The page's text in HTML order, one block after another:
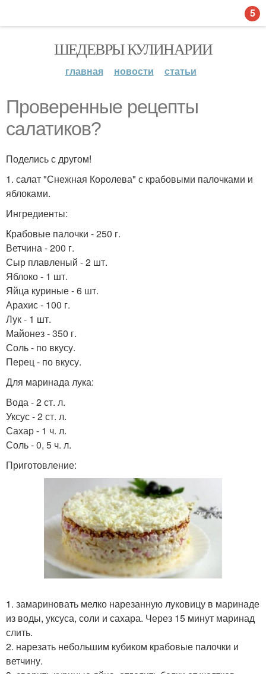
ШЕДЕВРЫ КУЛИНАРИИ
главная новости статьи
Проверенные рецепты
салатиков?
Поделись с другом!
1. салат "Снежная Королева" с крабовыми палочками и
яблоками.
Ингредиенты:
Крабовые палочки - 250 г.
Ветчина - 200 г.
Сыр плавленый - 2 шт.
Яблоко - 1 шт.
Яйца куриные - 6 шт.
Арахис - 100 г.
Лук - 1 шт.
Майонез - 350 г.
Соль - по вкусу.
Перец - по вкусу.
Для маринада лука:
Вода - 2 ст. л.
Уксус - 2 ст. л.
Сахар - 1 ч. л.
Соль - 0, 5 ч. л.
Приготовление:
1. замариновать мелко нарезанную луковицу в маринаде
из воды, уксуса, соли и сахара. Через 15 минут маринад
слить.
2. нарезать небольшим кубиком крабовые палочки и
ветчину.
5